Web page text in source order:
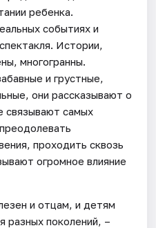
ребенка.
событиях и
Истории,
многогранны.
и грустные,
они рассказывают о
связывают самых
проходить сквозь
огромное влияние
и отцам, и детям
разных поколений, –